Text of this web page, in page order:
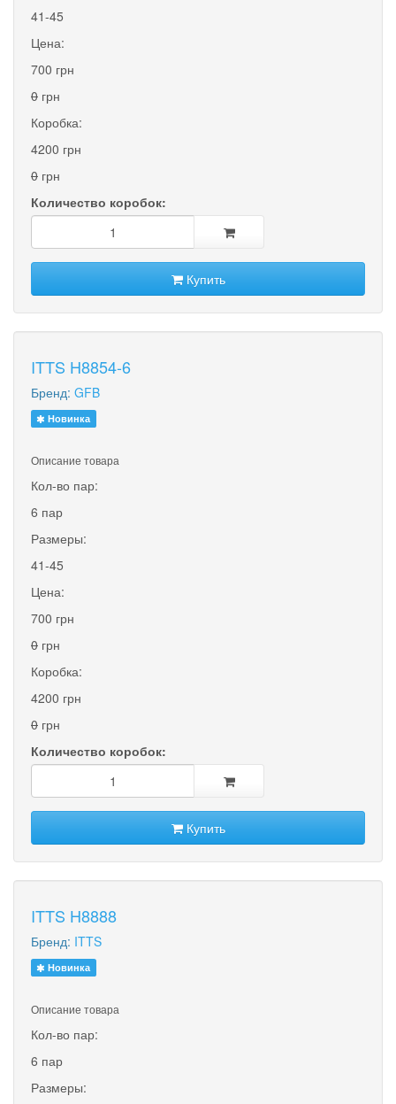
41-45
Цена:
700 грн
0 грн
Коробка:
4200 грн
0 грн
Количество коробок:
Купить
ITTS H8854-6
Бренд: GFB
Новинка
Описание товара
Кол-во пар:
6 пар
Размеры:
41-45
Цена:
700 грн
0 грн
Коробка:
4200 грн
0 грн
Количество коробок:
Купить
ITTS H8888
Бренд: ITTS
Новинка
Описание товара
Кол-во пар:
6 пар
Размеры: